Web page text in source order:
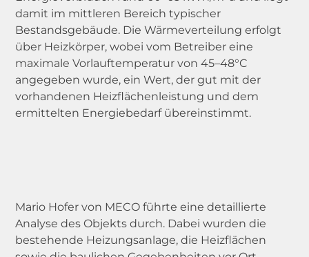
damit im mittleren Bereich typischer
Bestandsgebäude. Die Wärmeverteilung erfolgt
über Heizkörper, wobei vom Betreiber eine
maximale Vorlauftemperatur von 45–48°C
angegeben wurde, ein Wert, der gut mit der
vorhandenen Heizflächenleistung und dem
ermittelten Energiebedarf übereinstimmt.
Mario Hofer von MECO führte eine detaillierte
Analyse des Objekts durch. Dabei wurden die
bestehende Heizungsanlage, die Heizflächen